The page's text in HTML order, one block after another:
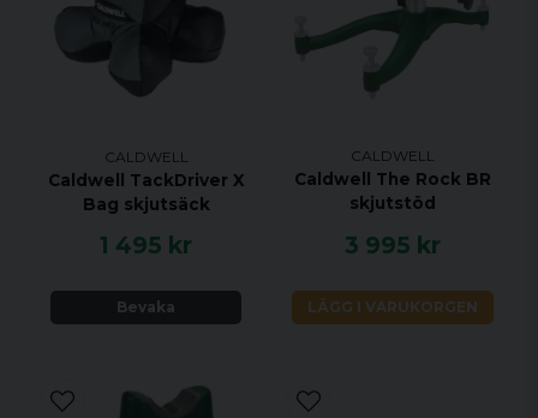
CALDWELL
Caldwell TackDriver X
Bag skjutsäck
1 495 kr
Bevaka
CALDWELL
Caldwell The Rock BR
skjutstöd
3 995 kr
LÄGG I VARUKORGEN